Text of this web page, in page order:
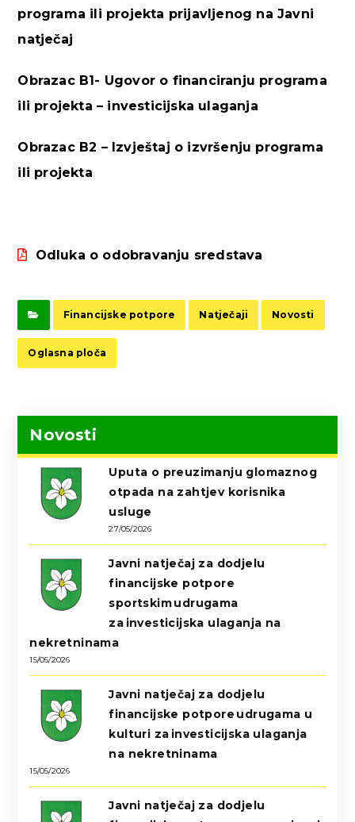
programa ili projekta prijavljenog na Javni
natječaj
Obrazac B1- Ugovor o financiranju programa
ili projekta – investicijska ulaganja
Obrazac B2 – Izvještaj o izvršenju programa
ili projekta
Odluka o odobravanju sredstava
Financijske potpore Natječaji Novosti
Oglasna ploča
Novosti
Uputa o preuzimanju glomaznog
otpada na zahtjev korisnika
usluge
27/05/2026
Javni natječaj za dodjelu
financijske potpore
sportskim udrugama
za investicijska ulaganja na
nekretninama
15/05/2026
Javni natječaj za dodjelu
financijske potpore udrugama u
kulturi za investicijska ulaganja
na nekretninama
15/05/2026
Javni natječaj za dodjelu